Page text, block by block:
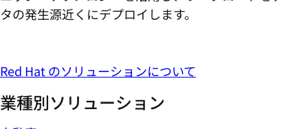
業種別ソリューション